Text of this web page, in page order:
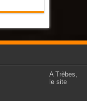
A Trèbes,
le site